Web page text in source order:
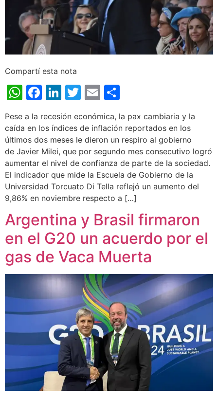
Compartí esta nota
WhatsApp
Facebook
LinkedIn
Twitter
Email
Pese a la recesión económica, la pax cambiaria y la
caída en los índices de inflación reportados en los
últimos dos meses le dieron un respiro al gobierno
de Javier Milei, que por segundo mes consecutivo logró
aumentar el nivel de confianza de parte de la sociedad.
El indicador que mide la Escuela de Gobierno de la
Universidad Torcuato Di Tella reflejó un aumento del
9,86% en noviembre respecto a […]
Argentina y Brasil firmaron
en el G20 un acuerdo por el
gas de Vaca Muerta